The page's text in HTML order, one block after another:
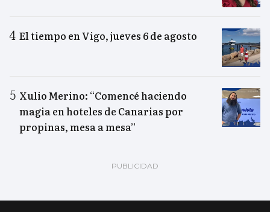
El tiempo en Vigo, jueves 6 de agosto
Xulio Merino: “Comencé haciendo
magia en hoteles de Canarias por
propinas, mesa a mesa”